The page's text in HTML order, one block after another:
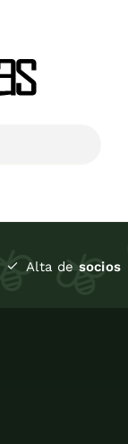
Alta de socios